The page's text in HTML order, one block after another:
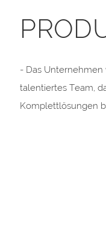
- Das
talentiertes Team,
Komplettlösungen